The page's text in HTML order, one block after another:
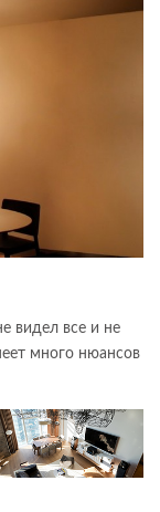
видел все и не
много нюансов